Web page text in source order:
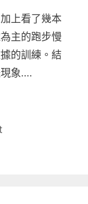
上看了幾本
主的跑步慢
的訓練。結
現象….